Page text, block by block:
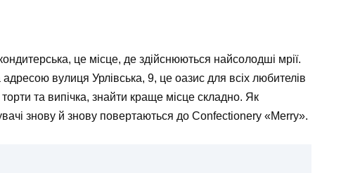
це місце, де здійснюються найсолодші мрії.
вулиця Урлівська, 9, це оазис для всіх любителів
та випічка, знайти краще місце складно. Як
знову й знову повертаються до Confectionery «Merry».